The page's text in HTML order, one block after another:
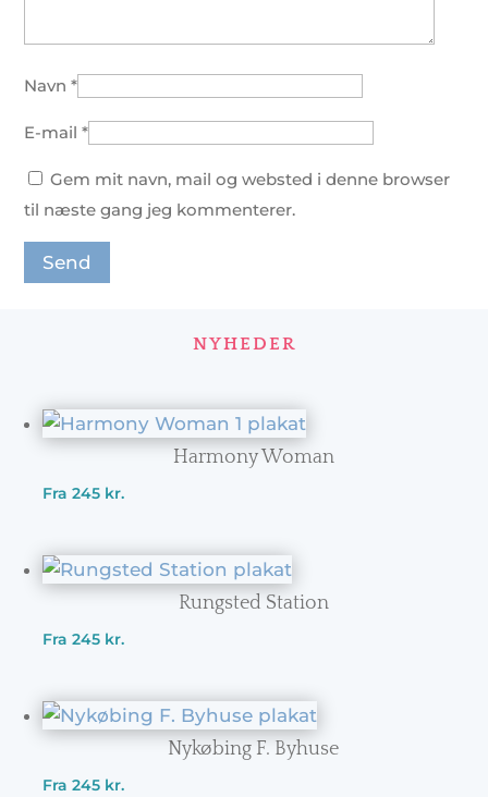
Navn*
E-mail*
Gem mit navn, mail og websted i denne browser
til næste gang jeg kommenterer.
NYHEDER
Harmony Woman
Fra245 kr.
Rungsted Station
Fra245 kr.
Nykøbing F. Byhuse
Fra245 kr.